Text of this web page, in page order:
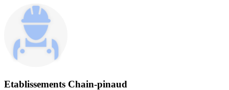
Etablissements Chain-pinaud